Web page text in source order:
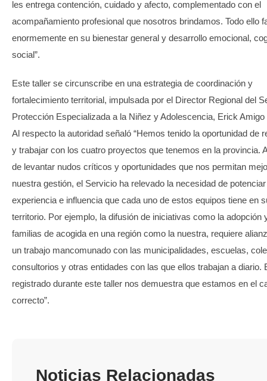
les entrega contención, cuidado y afecto, complementado con el
acompañamiento profesional que nosotros brindamos. Todo ello
enormemente en su bienestar general y desarrollo emocional,
social”.
Este taller se circunscribe en una estrategia de coordinación y
fortalecimiento territorial, impulsada por el Director Regional del
Protección Especializada a la Niñez y Adolescencia, Erick
Al respecto la autoridad señaló “Hemos tenido la oportunidad de
y trabajar con los cuatro proyectos que tenemos en la provincia.
de levantar nudos críticos y oportunidades que nos permitan
nuestra gestión, el Servicio ha relevado la necesidad de
experiencia e influencia que cada uno de estos equipos tiene en
territorio. Por ejemplo, la difusión de iniciativas como la adopción
familias de acogida en una región como la nuestra, requiere
un trabajo mancomunado con las municipalidades, escuelas,
consultorios y otras entidades con las que ellos trabajan a diario.
registrado durante este taller nos demuestra que estamos en el
correcto”.
Noticias Relacionadas